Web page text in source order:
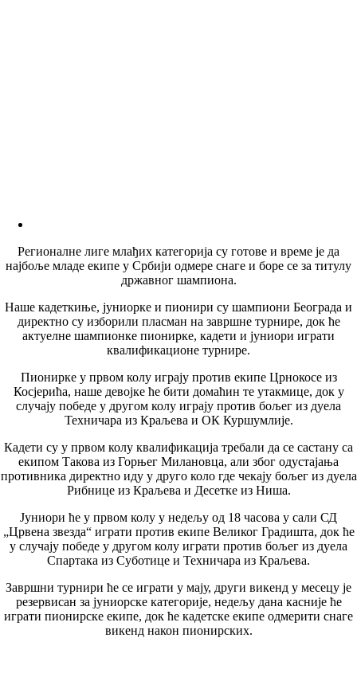
Регионалне лиге млађих категорија су готове и време је да
најбоље младе екипе у Србији одмере снаге и боре се за титулу
државног шампиона.
Наше кадеткиње, јуниорке и пионири су шампиони Београда и
директно су изборили пласман на завршне турнире, док ће
актуелне шампионке пионирке, кадети и јуниори играти
квалификационе турнире.
Пионирке у првом колу играју против екипе Црнокосе из
Косјерића, наше девојке ће бити домаћин те утакмице, док у
случају победе у другом колу играју против бољег из дуела
Техничара из Краљева и ОК Куршумлије.
Кадети су у првом колу квалификација требали да се састану са
екипом Такова из Горњег Милановца, али због одустајања
противника директно иду у друго коло где чекају бољег из дуела
Рибнице из Краљева и Десетке из Ниша.
Јуниори ће у првом колу у недељу од 18 часова у сали СД
„Црвена звезда“ играти против екипе Великог Градишта, док ће
у случају победе у другом колу играти против бољег из дуела
Спартака из Суботице и Техничара из Краљева.
Завршни турнири ће се играти у мају, други викенд у месецу је
резервисан за јуниорске категорије, недељу дана касније ће
играти пионирске екипе, док ће кадетске екипе одмерити снаге
викенд након пионирских.